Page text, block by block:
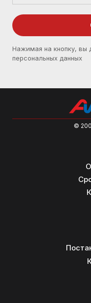
Нажимая на кнопку, вы
персональных данных
©